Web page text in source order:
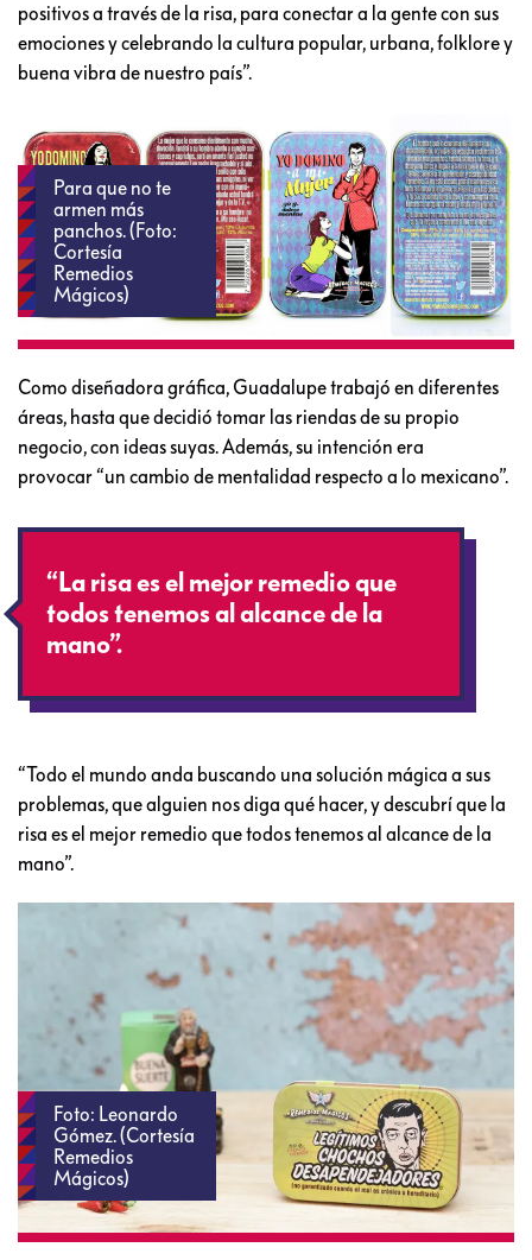
positivos a través de la risa, para conectar a la gente con sus
emociones y celebrando la cultura popular, urbana, folklore y
buena vibra de nuestro país”.
Para que no te
armen más
panchos. (Foto:
Cortesía
Remedios
Mágicos)
Como diseñadora gráfica, Guadalupe trabajó en diferentes
áreas, hasta que decidió tomar las riendas de su propio
negocio, con ideas suyas. Además, su intención era
provocar “un cambio de mentalidad respecto a lo mexicano”.
“La risa es el mejor remedio que
todos tenemos al alcance de la
mano”.
“Todo el mundo anda buscando una solución mágica a sus
problemas, que alguien nos diga qué hacer, y descubrí que la
risa es el mejor remedio que todos tenemos al alcance de la
mano”.
Foto: Leonardo
Gómez. (Cortesía
Remedios
Mágicos)